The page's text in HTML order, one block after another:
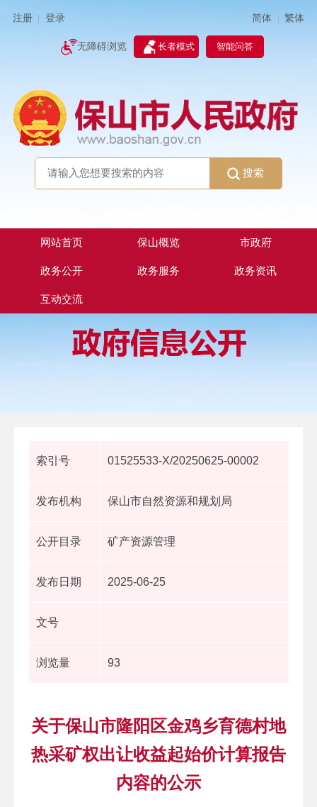
注册 登录 简体 | 繁体
无障碍浏览 长者模式 智能问答
搜索
网站首页 保山概览 市政府
政务公开 政务服务 政务资讯
互动交流
索引号 01525533-X/20250625-00002
发布机构 保山市自然资源和规划局
公开目录 矿产资源管理
发布日期 2025-06-25
文号
浏览量 93
关于保山市隆阳区金鸡乡育德村地
热采矿权出让收益起始价计算报告
内容的公示